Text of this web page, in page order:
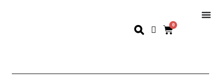
0